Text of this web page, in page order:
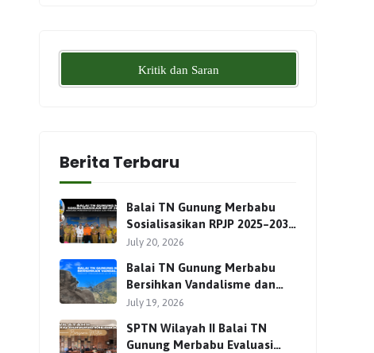
Kritik dan Saran
Berita Terbaru
Balai TN Gunung Merbabu
Sosialisasikan RPJP 2025–2034
Bersama Para Pemangku
July 20, 2026
Balai TN Gunung Merbabu
Bersihkan Vandalisme dan
Perkuat Pengamanan Jalur
July 19, 2026
SPTN Wilayah II Balai TN
Gunung Merbabu Evaluasi